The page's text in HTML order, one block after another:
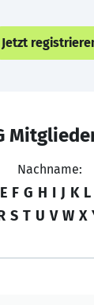
Jetzt
Nachname:
E F G H I J K L
S T U V W X